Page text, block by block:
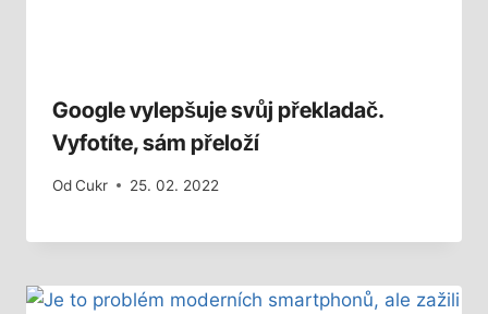
Google vylepšuje svůj překladač.
Vyfotíte, sám přeloží
OdCukr 25. 02. 2022